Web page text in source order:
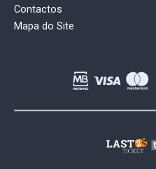
Contactos
Mapa do Site